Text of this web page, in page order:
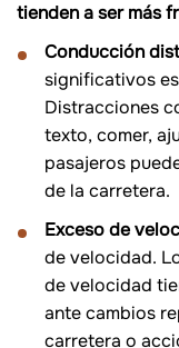
tienden a ser más
Conducción
significativos
Distracciones
texto, comer,
pasajeros
de la carretera.
Exceso de
de velocidad.
de velocidad
ante cambios
carretera o